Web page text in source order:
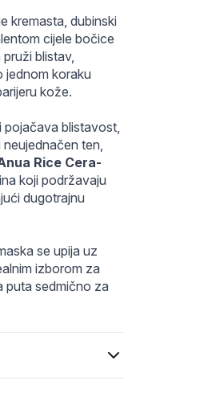
kremasta, dubinski
cijele bočice
blistav,
jednom koraku
kože.
pojačava blistavost,
ten,
Rice Cera-
koji podržavaju
dugotrajnu
se upija uz
izborom za
puta sedmično za